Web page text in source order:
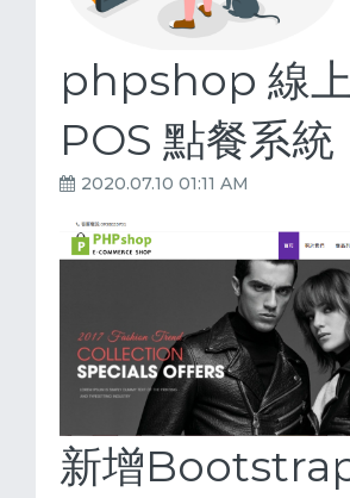
phpshop 線
POS 點餐系統
2020.07.10 01:11 AM
新增